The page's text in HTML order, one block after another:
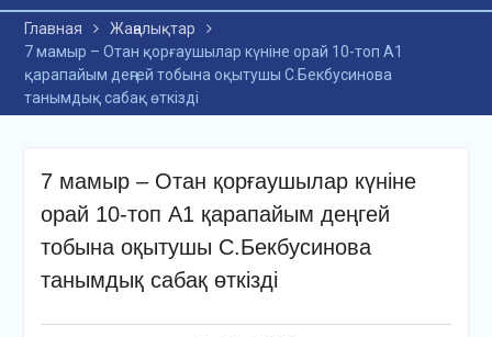
«Мемлекеттік тіл –
Тәуелсіздік символы»
облыстық байқауы
Главная
Жаңалықтар
7 мамыр – Отан қорғаушылар күніне орай 10-топ А1
қарапайым деңгей тобына оқытушы С.Бекбусинова
танымдық сабақ өткізді
7 мамыр – Отан қорғаушылар күніне
орай 10-топ А1 қарапайым деңгей
тобына оқытушы С.Бекбусинова
танымдық сабақ өткізді